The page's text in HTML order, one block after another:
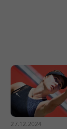
27.12.2024